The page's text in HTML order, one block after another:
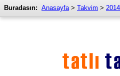
Buradasın: Anasayfa> Takvim > 2014